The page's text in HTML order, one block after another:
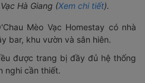
Hà Giang (Xem chi tiết).
Mèo Vạc Homestay có nhà
bar, khu vườn và sân hiên.
được trang bị đầy đủ hệ thống
nghi cần thiết.